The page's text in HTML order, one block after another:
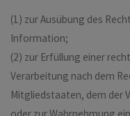
(1) zur Ausübung des
Information;
(2) zur Erfüllung einer
Verarbeitung nach dem
Mitgliedstaaten, dem der